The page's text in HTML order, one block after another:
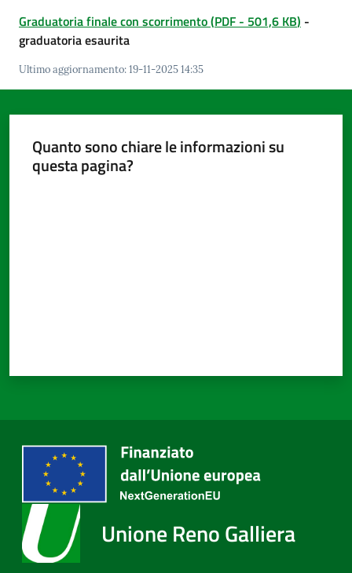
Graduatoria finale con scorrimento(PDF - 501,6 KB) -
graduatoria esaurita
Ultimo aggiornamento:19-11-2025 14:35
Quanto sono chiare le informazioni su
questa pagina?
Unione Reno Galliera